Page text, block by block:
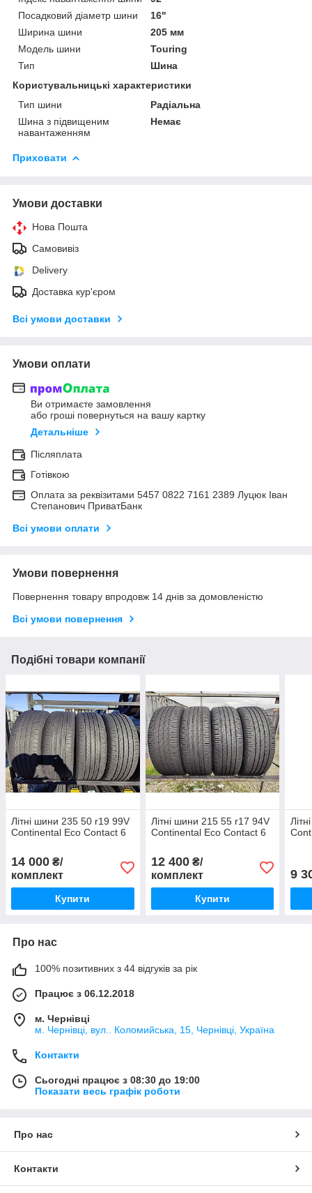
Посадковий діаметр шини
16"
Ширина шини
205 мм
Модель шини
Touring
Тип
Шина
Користувальницькі характеристики
Тип шини
Радіальна
Шина з підвищеним
навантаженням
Немає
Приховати
Умови доставки
Нова Пошта
Самовивіз
Delivery
Доставка кур'єром
Всі умови доставки
Умови оплати
Ви отримаєте замовлення
або гроші повернуться на вашу картку
Детальніше
Післяплата
Готівкою
Оплата за реквізитами 5457 0822 7161 2389 Луцюк Іван
Степанович ПриватБанк
Всі умови оплати
Умови повернення
Повернення товару впродовж 14 днів за домовленістю
Всі умови повернення
Подібні товари компанії
Літні шини 235 50 r19 99V
Continental Eco Contact 6
14 000 ₴/
комплект
Купити
Літні шини 215 55 r17 94V
Continental Eco Contact 6
12 400₴/
комплект
Купити
9
Про нас
100% позитивних з 44 відгуків за рік
Працює з 06.12.2018
м. Чернівці
м. Чернівці, вул.. Коломийська, 15, Чернівці, Україна
Контакти
Сьогодні працює з 08:30 до 19:00
Показати весь графік роботи
Про нас
Контакти